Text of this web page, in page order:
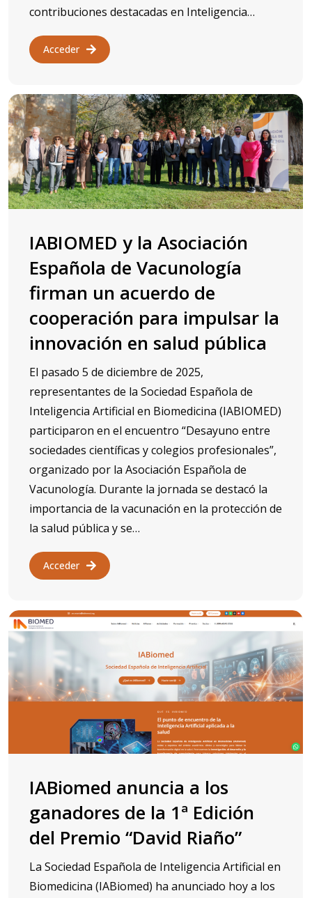
contribuciones destacadas en Inteligencia…
Acceder
IABIOMED y la Asociación
Española de Vacunología
firman un acuerdo de
cooperación para impulsar la
innovación en salud pública
El pasado 5 de diciembre de 2025,
representantes de la Sociedad Española de
Inteligencia Artificial en Biomedicina (IABIOMED)
participaron en el encuentro “Desayuno entre
sociedades científicas y colegios profesionales”,
organizado por la Asociación Española de
Vacunología. Durante la jornada se destacó la
importancia de la vacunación en la protección de
la salud pública y se…
Acceder
IABiomed anuncia a los
ganadores de la 1ª Edición
del Premio “David Riaño”
La Sociedad Española de Inteligencia Artificial en
Biomedicina (IABiomed) ha anunciado hoy a los